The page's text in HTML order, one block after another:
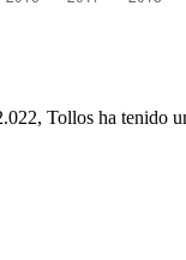
Tollos ha tenido